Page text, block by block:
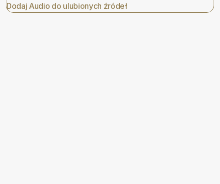
Dodaj Audio do ulubionych źródeł